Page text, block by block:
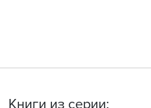
Книги из серии: